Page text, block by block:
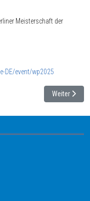
Meisterschaft der
DE/event/wp2025
Korsar und Finn
Nächster
Weiter